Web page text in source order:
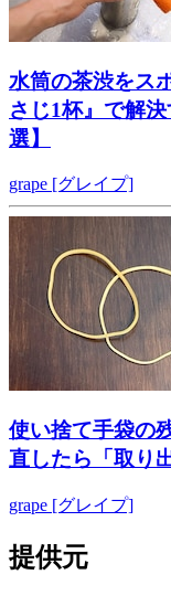
水筒の茶渋をス
さじ1杯』で解
選】
grape [グレイプ]
使い捨て手袋
直したら「取り
grape [グレイプ]
提供元